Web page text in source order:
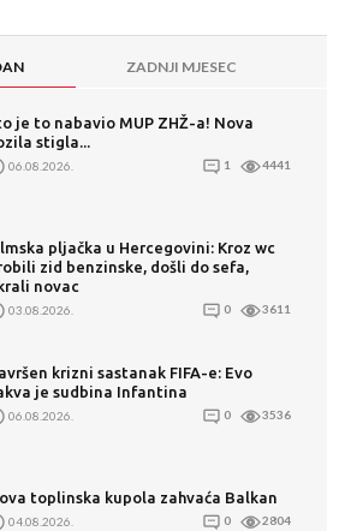
ZADNJI MJESEC
je to nabavio MUP ZHŽ-a! Nova
stigla...
06.08.2026. 1 4441
pljačka u Hercegovini: Kroz wc
zid benzinske, došli do sefa,
novac
03.08.2026. 0 3611
krizni sastanak FIFA-e: Evo
je sudbina Infantina
06.08.2026. 0 3536
toplinska kupola zahvaća Balkan
04.08.2026. 0 2804